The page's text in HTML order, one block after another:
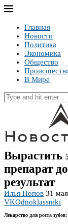
Главная
Новости
Политика
Экономика
Общество
В Мире
Вырастить
препарат
результат
Илья Попов 31
VKOdnoklassniki
Лекарство для роста